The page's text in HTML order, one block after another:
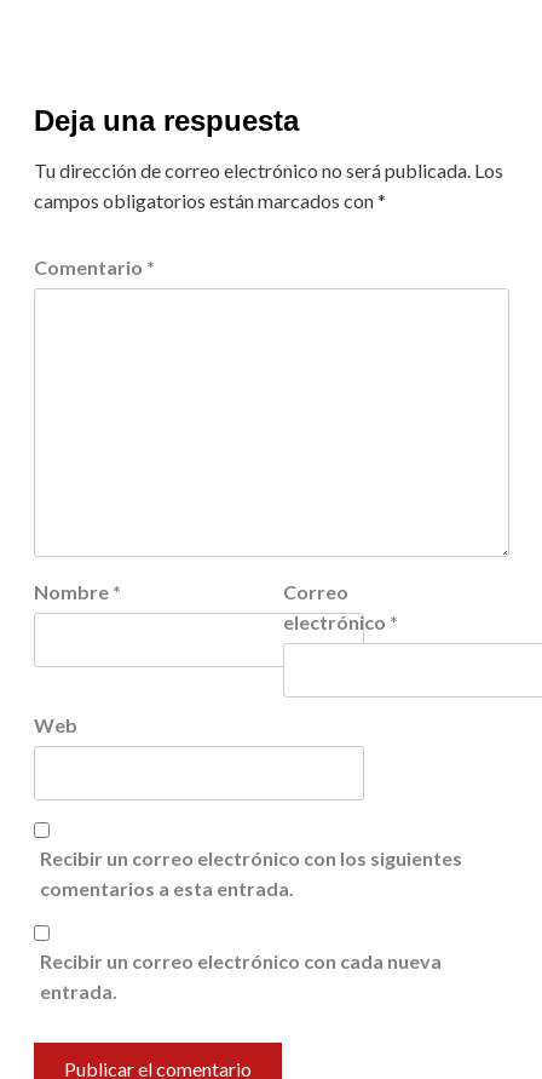
Deja una respuesta
Tu dirección de correo electrónico no será publicada. Los
campos obligatorios están marcados con*
Comentario *
Nombre *
Correo
electrónico *
Web
Recibir un correo electrónico con los siguientes
comentarios a esta entrada.
Recibir un correo electrónico con cada nueva
entrada.